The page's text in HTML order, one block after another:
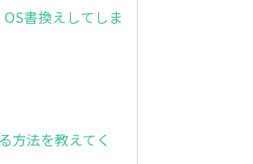
書換えしてしま
方法を教えてく